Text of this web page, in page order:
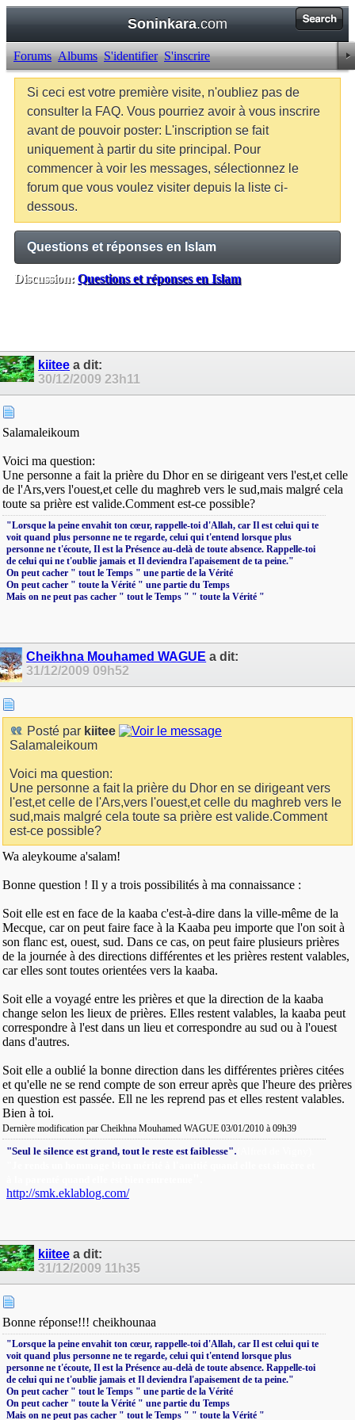
Soninkara.com
Forums Albums S'identifier S'inscrire
Si ceci est votre première visite, n'oubliez pas de
consulter la FAQ. Vous pourriez avoir à vous inscrire
avant de pouvoir poster: L'inscription se fait
uniquement à partir du site principal. Pour
commencer à voir les messages, sélectionnez le
forum que vous voulez visiter depuis la liste ci-
dessous.
Questions et réponses en Islam
Discussion: Questions et réponses en Islam
kiitee a dit:
30/12/2009 23h11
Salamaleikoum
Voici ma question:
Une personne a fait la prière du Dhor en se dirigeant vers l'est,et celle
de l'Ars,vers l'ouest,et celle du maghreb vers le sud,mais malgré cela
toute sa prière est valide.Comment est-ce possible?
‎"Lorsque la peine envahit ton cœur, rappelle-toi d'Allah, car Il est celui qui te
voit quand plus personne ne te regarde, celui qui t'entend lorsque plus
personne ne t'écoute, Il est la Présence au-delà de toute absence. Rappelle-toi
de celui qui ne t'oublie jamais et Il deviendra l'apaisement de ta peine."
On peut cacher " tout le Temps " une partie de la Vérité
On peut cacher " toute la Vérité " une partie du Temps
Mais on ne peut pas cacher " tout le Temps " " toute la Vérité "
Cheikhna Mouhamed WAGUE a dit:
31/12/2009 09h52
Posté par kiitee
Salamaleikoum
Voici ma question:
Une personne a fait la prière du Dhor en se dirigeant vers
l'est,et celle de l'Ars,vers l'ouest,et celle du maghreb vers le
sud,mais malgré cela toute sa prière est valide.Comment
est-ce possible?
Wa aleykoume a'salam!
Bonne question ! Il y a trois possibilités à ma connaissance :
Soit elle est en face de la kaaba c'est-à-dire dans la ville-même de la
Mecque, car on peut faire face à la Kaaba peu importe que l'on soit à
son flanc est, ouest, sud. Dans ce cas, on peut faire plusieurs prières
de la journée à des directions différentes et les prières restent valables,
car elles sont toutes orientées vers la kaaba.
Soit elle a voyagé entre les prières et que la direction de la kaaba
change selon les lieux de prières. Elles restent valables, la kaaba peut
correspondre à l'est dans un lieu et correspondre au sud ou à l'ouest
dans d'autres.
Soit elle a oublié la bonne direction dans les différentes prières citées
et qu'elle ne se rend compte de son erreur après que l'heure des prières
en question est passée. Ell ne les reprend pas et elles restent valables.
Bien à toi.
Dernière modification par Cheikhna Mouhamed WAGUE 03/01/2010 à 09h39
"Seul le silence est grand, tout le reste est faiblesse".
http://smk.eklablog.com/
kiitee a dit:
31/12/2009 11h35
Bonne réponse!!! cheikhounaa
‎"Lorsque la peine envahit ton cœur, rappelle-toi d'Allah, car Il est celui qui te
voit quand plus personne ne te regarde, celui qui t'entend lorsque plus
personne ne t'écoute, Il est la Présence au-delà de toute absence. Rappelle-toi
de celui qui ne t'oublie jamais et Il deviendra l'apaisement de ta peine."
On peut cacher " tout le Temps " une partie de la Vérité
On peut cacher " toute la Vérité " une partie du Temps
Mais on ne peut pas cacher " tout le Temps " " toute la Vérité "